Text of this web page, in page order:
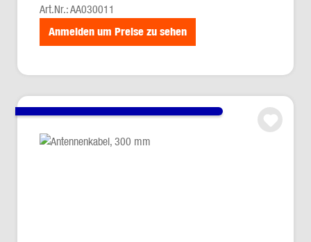
Art.Nr.: AA030011
Anmelden um Preise zu sehen